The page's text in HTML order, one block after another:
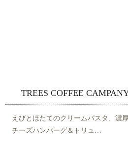
TREES COFFEE
えびとほたてのクリームパスタ、濃
チーズハンバーグ＆トリュ…